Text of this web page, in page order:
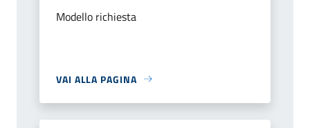
Modello richiesta
VAI ALLA PAGINA